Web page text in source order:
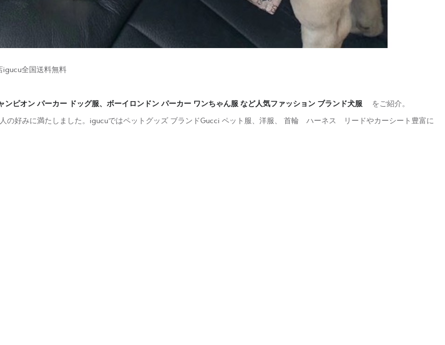
igucu全国送料無料
ピオン パーカー ドッグ服、ボーイロンドン パーカー ワンちゃん服 など人気ファッション ブランド犬服 をご紹介。
の好みに満たしました。igucuではペットグッズ ブランドGucci ペット服、洋服、 首輪 ハーネス リードやカーシート豊富に